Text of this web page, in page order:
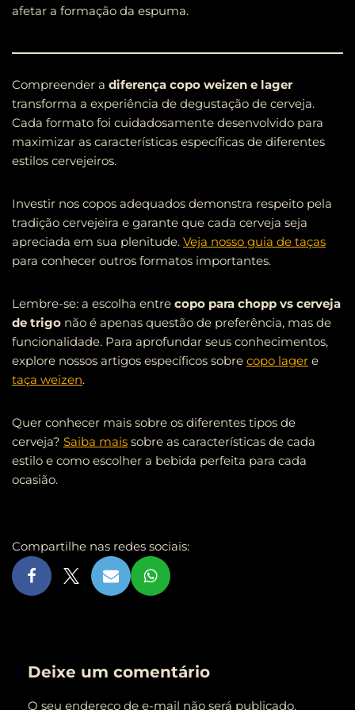
afetar a formação da espuma.
Compreender a diferença copo weizen e lager
transforma a experiência de degustação de cerveja.
Cada formato foi cuidadosamente desenvolvido para
maximizar as características específicas de diferentes
estilos cervejeiros.
Investir nos copos adequados demonstra respeito pela
tradição cervejeira e garante que cada cerveja seja
apreciada em sua plenitude. Veja nosso guia de taças
para conhecer outros formatos importantes.
Lembre-se: a escolha entre copo para chopp vs cerveja
de trigo não é apenas questão de preferência, mas de
funcionalidade. Para aprofundar seus conhecimentos,
explore nossos artigos específicos sobre copo lager e
taça weizen.
Quer conhecer mais sobre os diferentes tipos de
cerveja? Saiba mais sobre as características de cada
estilo e como escolher a bebida perfeita para cada
ocasião.
Compartilhe nas redes sociais:
Deixe um comentário
O seu endereço de e-mail não será publicado.